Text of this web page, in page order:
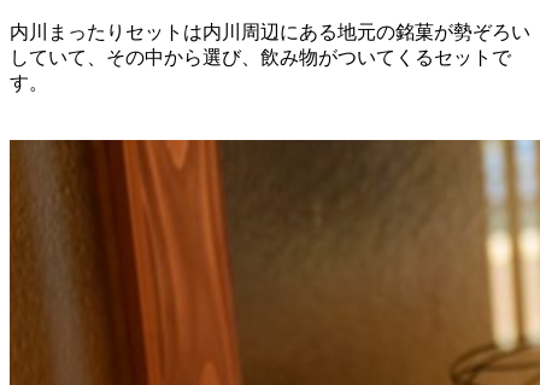
内川まったりセットは内川周辺にある地元の銘菓が勢ぞろい
していて、その中から選び、飲み物がついてくるセットで
す。